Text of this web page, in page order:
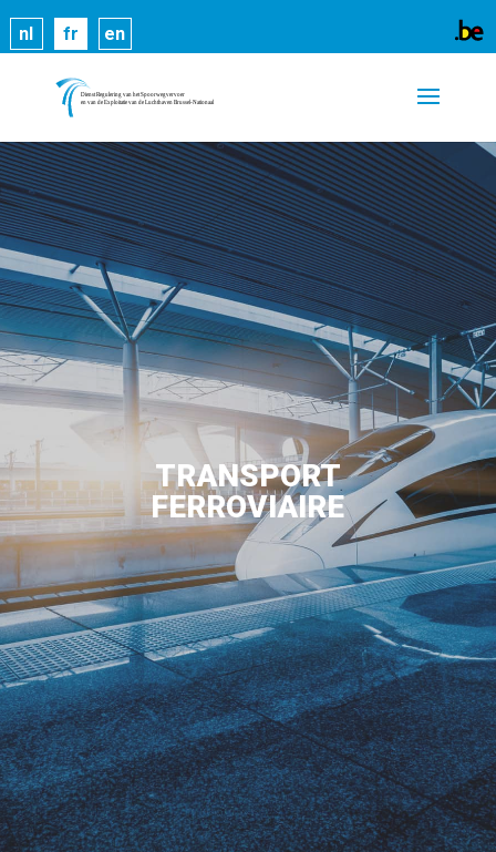
nl fr en
TRANSPORT
FERROVIAIRE
Les cookies nous permettent de vous proposer nos
services plus facilement. En utilisant nos services,
vous nous donnez expressément votre accord pour
exploiter ces cookies.